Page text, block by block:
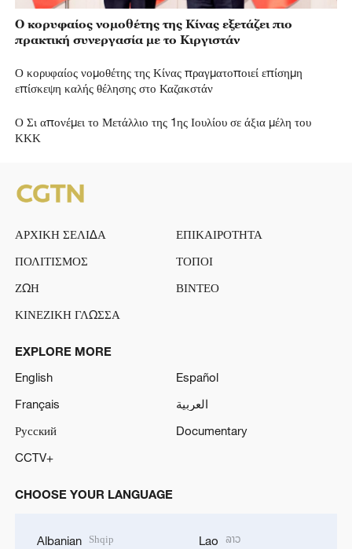
Ο κορυφαίος νομοθέτης της Κίνας εξετάζει πιο
πρακτική συνεργασία με το Κιργιστάν
Ο κορυφαίος νομοθέτης της Κίνας πραγματοποιεί επίσημη
επίσκεψη καλής θέλησης στο Καζακστάν
Ο Σι απονέμει το Μετάλλιο της 1ης Ιουλίου σε άξια μέλη του
ΚΚΚ
ΑΡΧΙΚΗ ΣΕΛΙΔΑ
ΕΠΙΚΑΙΡΟΤΗΤΑ
ΠΟΛΙΤΙΣΜΟΣ
ΤΟΠΟΙ
ΖΩΗ
ΒΙΝΤΕΟ
ΚΙΝΕΖΙΚΗ ΓΛΩΣΣΑ
EXPLORE MORE
English
Español
Français
العربية
Русский
Documentary
CCTV+
CHOOSE YOUR LANGUAGE
Albanian Shqip Lao ລາວ